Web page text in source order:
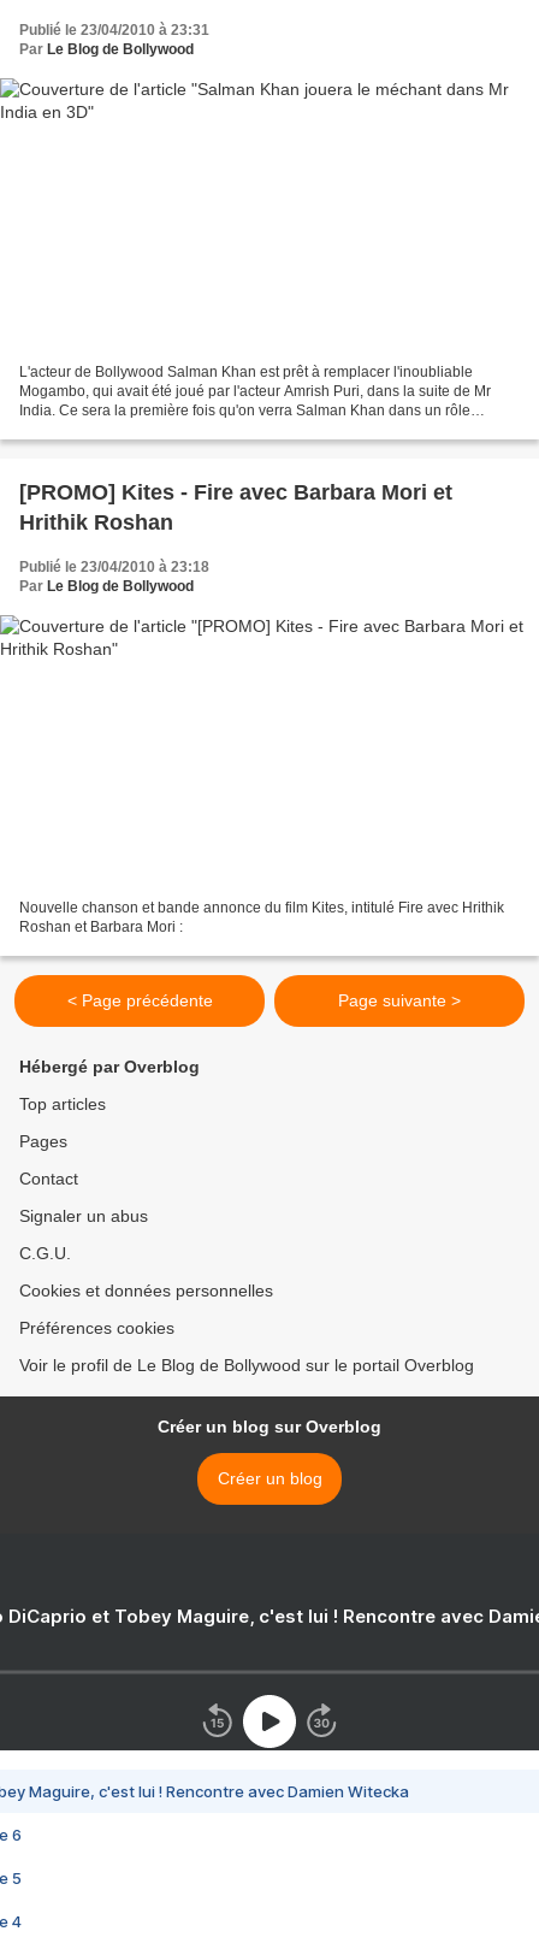
Publié le 23/04/2010 à 23:31
Par Le Blog de Bollywood
L'acteur de Bollywood Salman Khan est prêt à remplacer l'inoubliable
Mogambo, qui avait été joué par l'acteur Amrish Puri, dans la suite de Mr
India. Ce sera la première fois qu'on verra Salman Khan dans un rôle
[PROMO] Kites - Fire avec Barbara Mori et
Hrithik Roshan
Publié le 23/04/2010 à 23:18
Par Le Blog de Bollywood
Nouvelle chanson et bande annonce du film Kites, intitulé Fire avec Hrithik
Roshan et Barbara Mori :
< Page précédente Page suivante >
Hébergé par Overblog
Top articles
Pages
Contact
Signaler un abus
C.G.U.
Cookies et données personnelles
Préférences cookies
Voir le profil de Le Blog de Bollywood sur le portail Overblog
Créer un blog sur Overblog
Créer un blog
DiCaprio et Tobey Maguire, c'est lui ! Rencontre avec
Maguire, c'est lui ! Rencontre avec Damien Witecka
6
5
4